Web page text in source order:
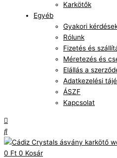
Karkötők
Egyéb
Gyakori
Rólunk
Fizetés és
Méretezés és
Elállás a
Adatkezelési
ÁSZF
Kapcsolat
0 Ft 0 Kosár